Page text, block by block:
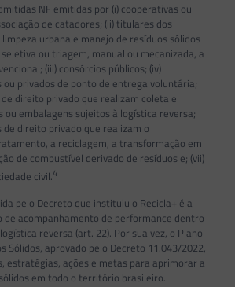
NF emitidas por (i) cooperativas ou
de catadores; (ii) titulares dos
urbana e manejo de resíduos sólidos
ou triagem, manual ou mecanizada, a
(iii) consórcios públicos; (iv)
ou privados de ponto de entrega voluntária;
de direito privado que realizam coleta e
embalagens sujeitos à logística reversa;
de direito privado que realizam o
a reciclagem, a transformação em
de combustível derivado de resíduos e; (vii)
civil.4
pelo Decreto que instituiu o Recicla+ é a
de acompanhamento de performance dentro
reversa (art. 22). Por sua vez, o Plano
Sólidos, aprovado pelo Decreto 11.043/2022,
estratégias, ações e metas para aprimorar a
em todo o território brasileiro.